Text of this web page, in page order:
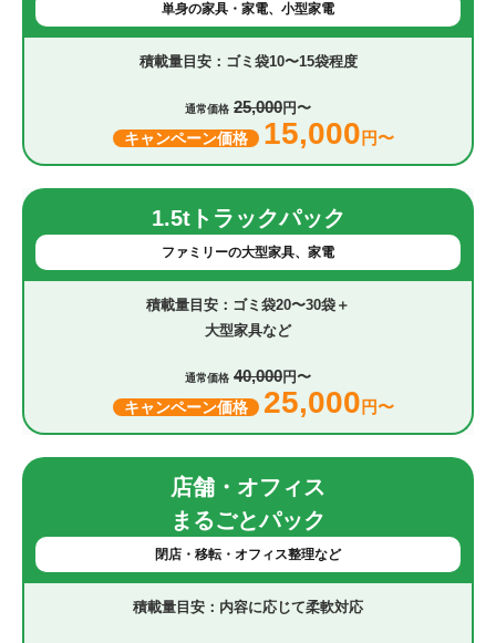
単身の家具・家電、小型家電
ゴミ袋10〜15袋程度
通常価格 25,000円〜
キャンペーン価格 15,000 円〜
1.5tトラックパック
ファミリーの大型家具、家電
ゴミ袋20〜30袋＋
大型家具など
通常価格 40,000円〜
キャンペーン価格 25,000 円〜
店舗・オフィス
まるごとパック
閉店・移転・オフィス整理など
内容に応じて柔軟対応